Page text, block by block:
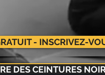
- INSCRIVEZ-
DES CEINTURES